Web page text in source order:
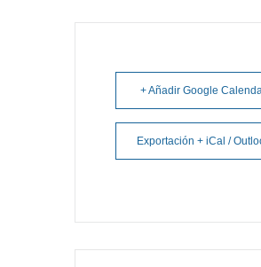
+ Añadir Google
Exportación + iCal /